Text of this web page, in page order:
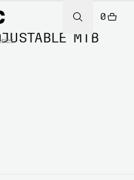
0
MTB